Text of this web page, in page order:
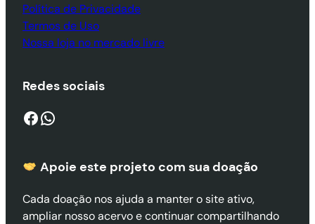
Política de Privacidade
Termos de Uso
Nossa loja no mercado livre
Redes sociais
Facebook WhatsApp
Apoie este projeto com sua doação
Cada doação nos ajuda a manter o site ativo,
ampliar nosso acervo e continuar compartilhando